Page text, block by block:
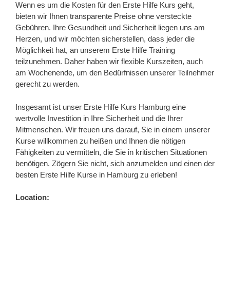
Wenn es um die Kosten für den Erste Hilfe Kurs geht,
bieten wir Ihnen transparente Preise ohne versteckte
Gebühren. Ihre Gesundheit und Sicherheit liegen uns am
Herzen, und wir möchten sicherstellen, dass jeder die
Möglichkeit hat, an unserem Erste Hilfe Training
teilzunehmen. Daher haben wir flexible Kurszeiten, auch
am Wochenende, um den Bedürfnissen unserer Teilnehmer
gerecht zu werden.
Insgesamt ist unser Erste Hilfe Kurs Hamburg eine
wertvolle Investition in Ihre Sicherheit und die Ihrer
Mitmenschen. Wir freuen uns darauf, Sie in einem unserer
Kurse willkommen zu heißen und Ihnen die nötigen
Fähigkeiten zu vermitteln, die Sie in kritischen Situationen
benötigen. Zögern Sie nicht, sich anzumelden und einen der
besten Erste Hilfe Kurse in Hamburg zu erleben!
Location: